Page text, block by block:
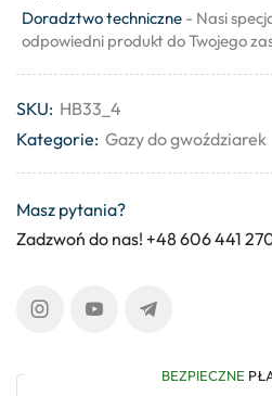
Doradztwo techniczne - Nasi
odpowiedni produkt do Twojego
SKU: HB33_4
Kategorie: Gazy do gwoździarek
Masz pytania?
Zadzwoń do nas! +48 606 441
BEZPIECZNE